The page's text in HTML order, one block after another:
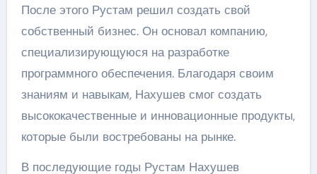
После этого Рустам решил создать свой
собственный бизнес. Он основал компанию,
специализирующуюся на разработке
программного обеспечения. Благодаря своим
знаниям и навыкам, Нахушев смог создать
высококачественные и инновационные продукты,
которые были востребованы на рынке.
В последующие годы Рустам Нахушев